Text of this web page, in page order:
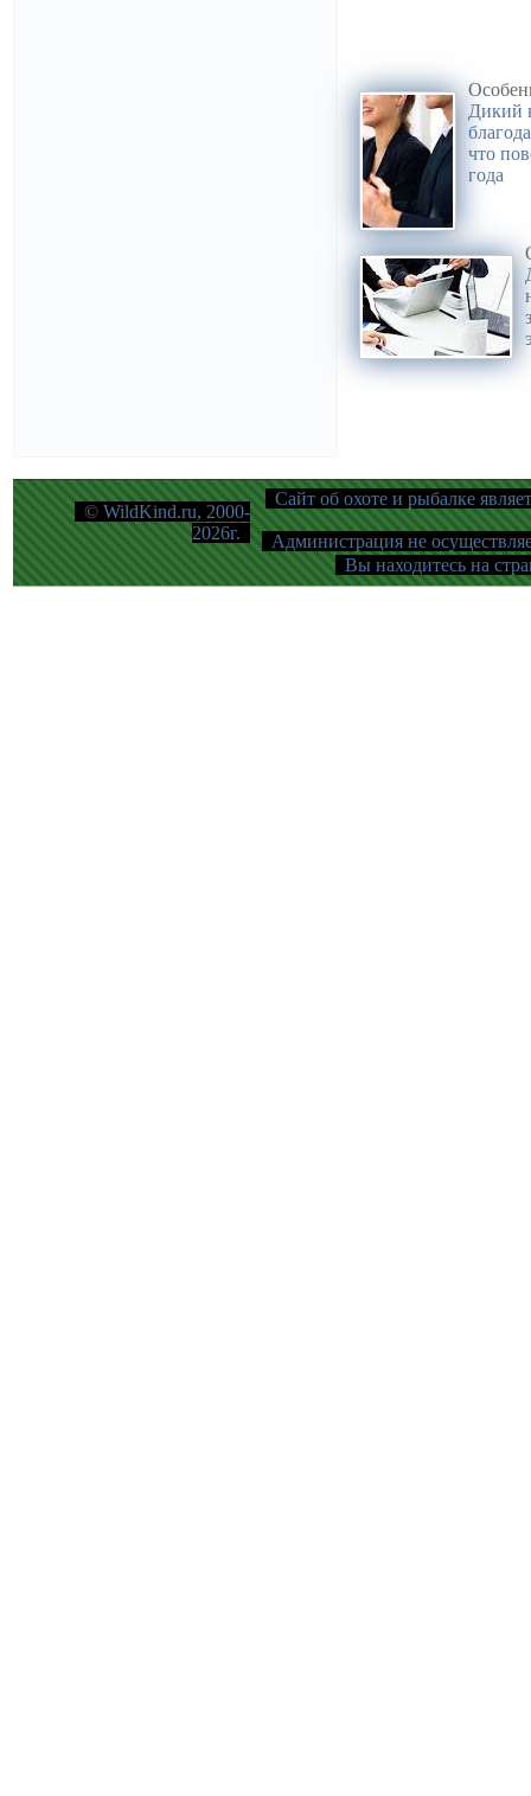
Дикий
что
года
© WildKind.ru, 2000-
2026г.
Сайт об охоте и рыбалке
Администрация не
Вы находитесь на